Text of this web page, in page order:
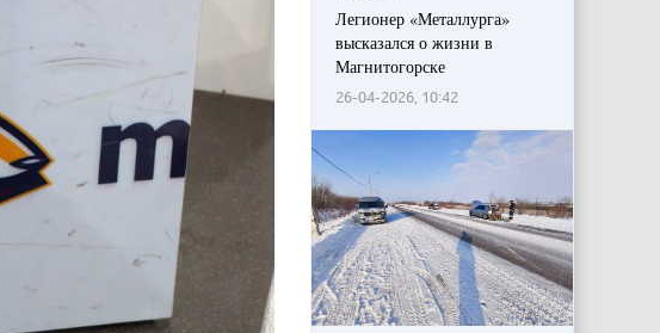
Легионер «Металлурга»
высказался о жизни в
Магнитогорске
26-04-2026, 10:42